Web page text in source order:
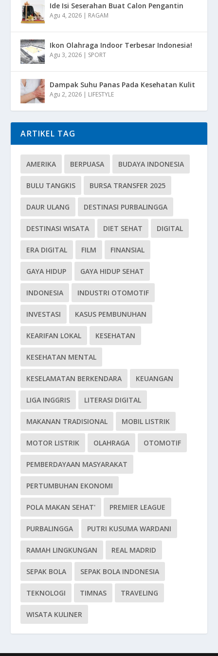
Ide Isi Seserahan Buat Calon Pengantin
Agu 4, 2026 | RAGAM
Ikon Olahraga Indoor Terbesar Indonesia!
Agu 3, 2026 | SPORT
Dampak Suhu Panas Pada Kesehatan Kulit
Agu 2, 2026 | LIFESTYLE
ARTIKEL TAG
AMERIKA BERPUASA BUDAYA INDONESIA
BULU TANGKIS BURSA TRANSFER 2025
DAUR ULANG DESTINASI PURBALINGGA
DESTINASI WISATA DIET SEHAT DIGITAL
ERA DIGITAL FILM FINANSIAL
GAYA HIDUP GAYA HIDUP SEHAT
INDONESIA INDUSTRI OTOMOTIF
INVESTASI KASUS PEMBUNUHAN
KEARIFAN LOKAL KESEHATAN
KESEHATAN MENTAL
KESELAMATAN BERKENDARA KEUANGAN
LIGA INGGRIS LITERASI DIGITAL
MAKANAN TRADISIONAL MOBIL LISTRIK
MOTOR LISTRIK OLAHRAGA OTOMOTIF
PEMBERDAYAAN MASYARAKAT
PERTUMBUHAN EKONOMI
POLA MAKAN SEHAT' PREMIER LEAGUE
PURBALINGGA PUTRI KUSUMA WARDANI
RAMAH LINGKUNGAN REAL MADRID
SEPAK BOLA SEPAK BOLA INDONESIA
TEKNOLOGI TIMNAS TRAVELING
WISATA KULINER